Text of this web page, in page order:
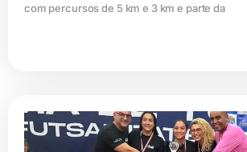
com percursos de 5 km e 3 km e parte da